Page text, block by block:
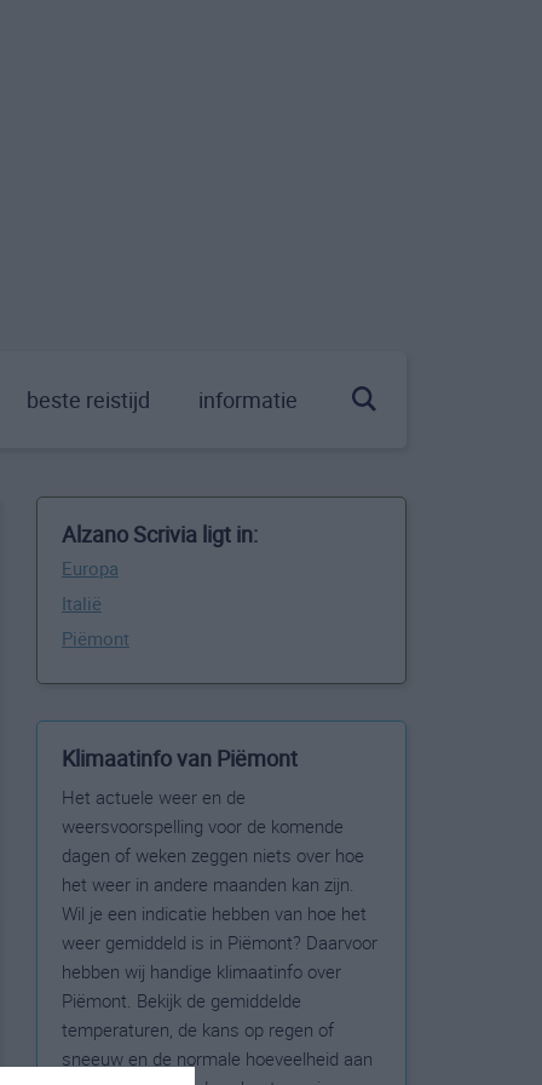
beste reistijd informatie
Alzano Scrivia ligt in:
Europa
Italië
Piëmont
Klimaatinfo van Piëmont
Het actuele weer en de
weersvoorspelling voor de komende
dagen of weken zeggen niets over hoe
het weer in andere maanden kan zijn.
Wil je een indicatie hebben van hoe het
weer gemiddeld is in Piëmont? Daarvoor
hebben wij handige klimaatinfo over
Piëmont. Bekijk de gemiddelde
temperaturen, de kans op regen of
sneeuw en de normale hoeveelheid aan